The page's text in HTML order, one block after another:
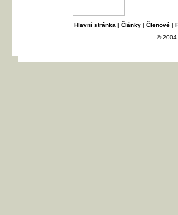
Hlavní stránka | Články| Členové|
© 2004